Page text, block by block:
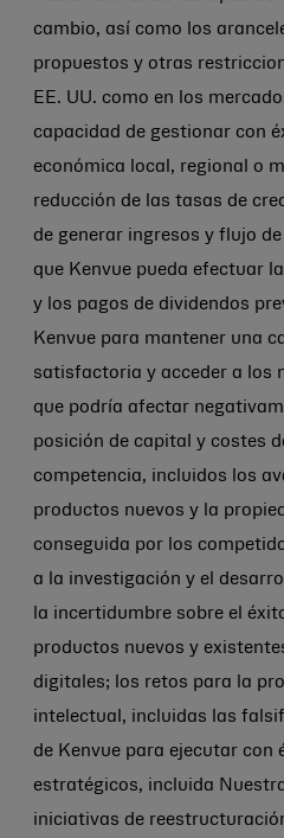
cambio, así como los
propuestos y otras
EE. UU. como en los
capacidad de gestionar con
económica local, regional o
reducción de las tasas de
de generar ingresos y flujo
que Kenvue pueda efectuar
y los pagos de dividendos
Kenvue para mantener una
satisfactoria y acceder a los
que podría afectar
posición de capital y costes
competencia, incluidos los
productos nuevos y la
conseguida por los
a la investigación y el
la incertidumbre sobre el
productos nuevos y
digitales; los retos para la
intelectual, incluidas las
de Kenvue para ejecutar con
estratégicos, incluida
iniciativas de